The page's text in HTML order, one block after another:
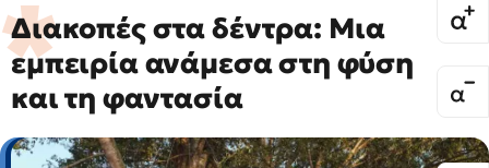
Διακοπές στα δέντρα: Μια
εμπειρία ανάμεσα στη φύση
και τη φαντασία